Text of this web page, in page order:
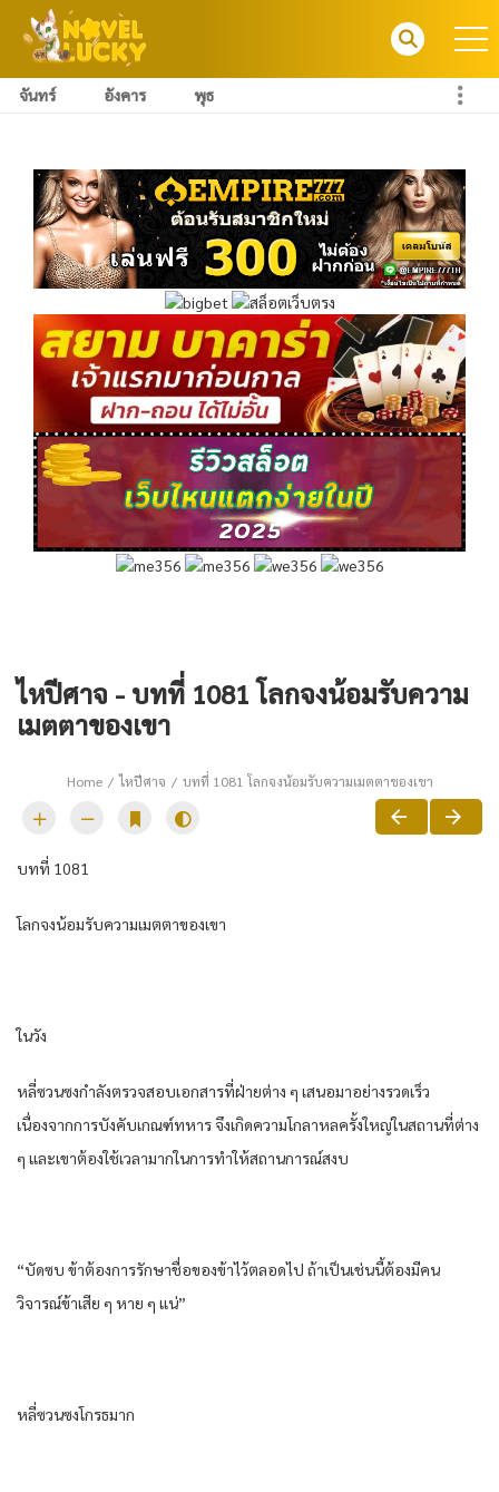
จันทร์ อังคาร พุธ
ไหปีศาจ - บทที่ 1081 โลกจงน้อมรับความ
เมตตาของเขา
Home ไหปีศาจ บทที่ 1081 โลกจงน้อมรับความเมตตาของเขา
บทที่ 1081
โลกจงน้อมรับความเมตตาของเขา
ในวัง
หลี่ซวนซงกำลังตรวจสอบเอกสารที่ฝ่ายต่าง ๆ เสนอมาอย่างรวดเร็ว
เนื่องจากการบังคับเกณฑ์ทหาร จึงเกิดความโกลาหลครั้งใหญ่ในสถานที่ต่าง
ๆ และเขาต้องใช้เวลามากในการทำให้สถานการณ์สงบ
“บัดซบ ข้าต้องการรักษาชื่อของข้าไว้ตลอดไป ถ้าเป็นเช่นนี้ต้องมีคน
วิจารณ์ข้าเสีย ๆ หาย ๆ แน่”
หลี่ซวนซงโกรธมาก